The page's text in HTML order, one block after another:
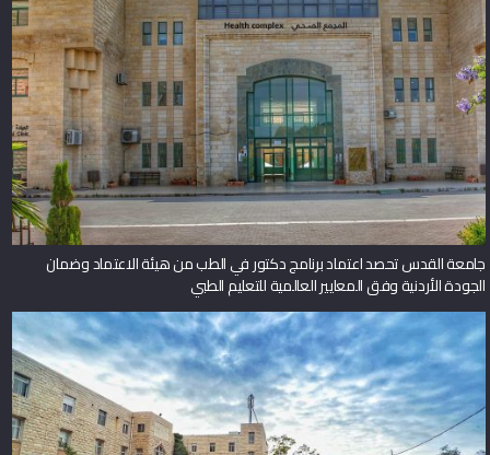
جامعة القدس تحصد اعتماد برنامج دكتور في الطب من هيئة الاعتماد وضمان
الجودة الأردنية وفق المعايير العالمية للتعليم الطبي